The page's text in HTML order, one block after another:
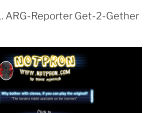
ARG-Reporter Get-2-Gether